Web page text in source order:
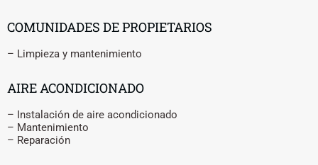
COMUNIDADES DE PROPIETARIOS
– Limpieza y mantenimiento
AIRE ACONDICIONADO
– Instalación de aire acondicionado
– Mantenimiento
– Reparación